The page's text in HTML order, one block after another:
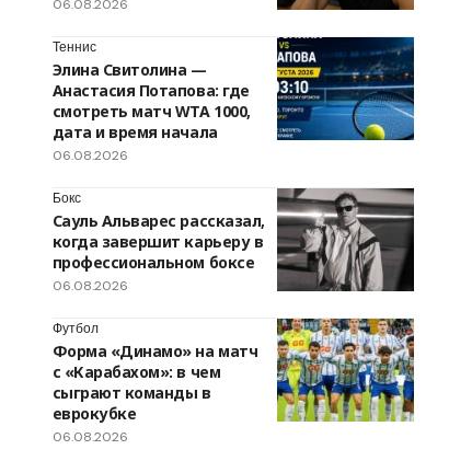
06.08.2026
Теннис
Элина Свитолина —
Анастасия Потапова: где
смотреть матч WTA 1000,
дата и время начала
06.08.2026
Бокс
Сауль Альварес рассказал,
когда завершит карьеру в
профессиональном боксе
06.08.2026
Футбол
Форма «Динамо» на матч
с «Карабахом»: в чем
сыграют команды в
еврокубке
06.08.2026